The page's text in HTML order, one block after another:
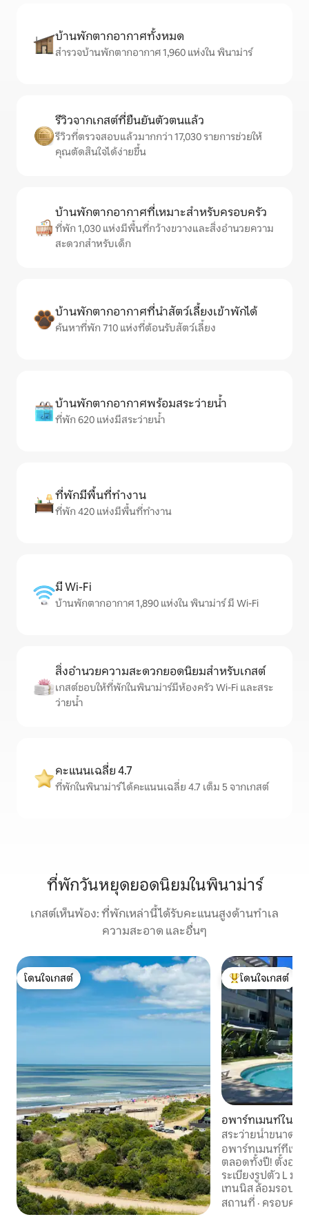
บ้านพักตากอากาศทั้งหมด
สำรวจบ้านพักตากอากาศ 1,960 แห่งใน พินาม่าร์
รีวิวจากเกสต์ที่ยืนยันตัวตนแล้ว
รีวิวที่ตรวจสอบแล้วมากกว่า 17,030 รายการช่วยให้
คุณตัดสินใจได้ง่ายขึ้น
บ้านพักตากอากาศที่เหมาะสำหรับครอบครัว
ที่พัก 1,030 แห่งมีพื้นที่กว้างขวางและสิ่งอำนวยความ
สะดวกสำหรับเด็ก
บ้านพักตากอากาศที่นำสัตว์เลี้ยงเข้าพักได้
ค้นหาที่พัก 710 แห่งที่ต้อนรับสัตว์เลี้ยง
บ้านพักตากอากาศพร้อมสระว่ายน้ำ
ที่พัก 620 แห่งมีสระว่ายน้ำ
ที่พักมีพื้นที่ทำงาน
ที่พัก 420 แห่งมีพื้นที่ทำงาน
มี Wi-Fi
บ้านพักตากอากาศ 1,890 แห่งใน พินาม่าร์ มี Wi-Fi
สิ่งอำนวยความสะดวกยอดนิยมสำหรับเกสต์
เกสต์ชอบให้ที่พักในพินาม่าร์มีห้องครัว Wi-Fi และสระ
ว่ายน้ำ
คะแนนเฉลี่ย 4.7
ที่พักในพินาม่าร์ได้คะแนนเฉลี่ย 4.7 เต็ม 5 จากเกสต์
ที่พักวันหยุดยอดนิยมในพินาม่าร์
เกสต์เห็นพ้อง: ที่พักเหล่านี้ได้รับคะแนนสูงด้านทำเล
ความสะอาด และอื่นๆ
โดนใจเกสต์
โดนใจเกสต์
โดนใจเกสต์ที่สุด
โดนใจเกสต์
อพาร์ทเมนท์ใน
สระว่ายน้ำขนาดใ
อพาร์ทเมนท์ที่เห
ตลอดทั้งปี! ตั้งอยู่
ระเบียงรูปตัว L ม
เทนนิส ล้อมรอบด้
เก 150 เมตร และ
สถานที่ · ครอบครัว